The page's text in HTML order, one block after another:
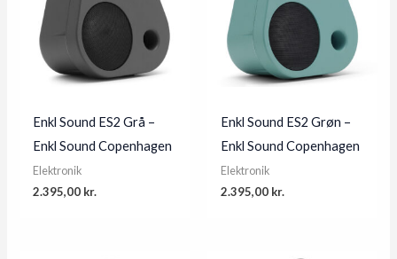
Enkl Sound ES2 Grå –
Enkl Sound Copenhagen
Elektronik
2.395,00 kr.
Enkl Sound ES2 Grøn –
Enkl Sound Copenhagen
Elektronik
2.395,00 kr.